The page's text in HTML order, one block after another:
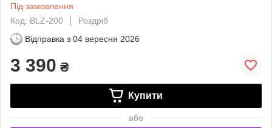
Під замовлення
Код: BLZ-200
Роздріб
Відправка з 04 вересня 2026
3 390 ₴
Купити
або